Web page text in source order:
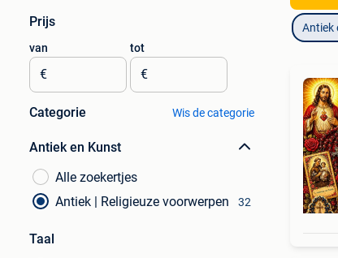
Prijs
van
€
tot
€
Categorie Wis de categorie
Antiek en Kunst
Alle zoekertjes
Antiek | Religieuze voorwerpen
32
Taal
Antiek